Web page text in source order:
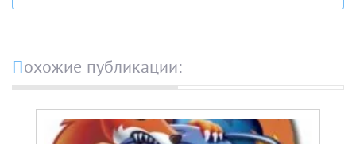
Похожие публикации: